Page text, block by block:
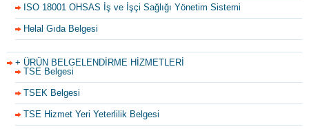
ISO 18001 OHSAS İş ve İşçi Sağlığı Yönetim Sistemi
Helal Gıda Belgesi
+ ÜRÜN BELGELENDİRME HİZMETLERİ
TSE Belgesi
TSEK Belgesi
TSE Hizmet Yeri Yeterlilik Belgesi